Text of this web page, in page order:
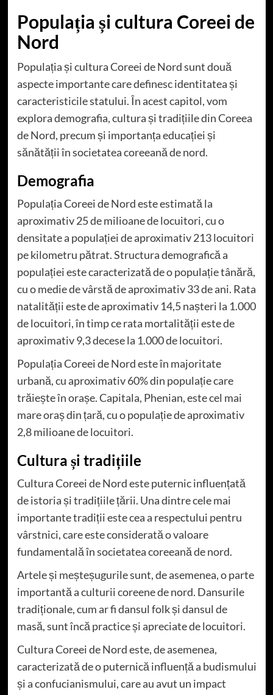
Populația și cultura Coreei de
Nord
Populația și cultura Coreei de Nord sunt două
aspecte importante care definesc identitatea și
caracteristicile statului. În acest capitol, vom
explora demografia, cultura și tradițiile din Coreea
de Nord, precum și importanța educației și
sănătății în societatea coreeană de nord.
Demografia
Populația Coreei de Nord este estimată la
aproximativ 25 de milioane de locuitori, cu o
densitate a populației de aproximativ 213 locuitori
pe kilometru pătrat. Structura demografică a
populației este caracterizată de o populație tânără,
cu o medie de vârstă de aproximativ 33 de ani. Rata
natalității este de aproximativ 14,5 nașteri la 1.000
de locuitori, în timp ce rata mortalității este de
aproximativ 9,3 decese la 1.000 de locuitori.
Populația Coreei de Nord este în majoritate
urbană, cu aproximativ 60% din populație care
trăiește în orașe. Capitala, Phenian, este cel mai
mare oraș din țară, cu o populație de aproximativ
2,8 milioane de locuitori.
Cultura și tradițiile
Cultura Coreei de Nord este puternic influențată
de istoria și tradițiile țării. Una dintre cele mai
importante tradiții este cea a respectului pentru
vârstnici, care este considerată o valoare
fundamentală în societatea coreeană de nord.
Artele și meșteșugurile sunt, de asemenea, o parte
importantă a culturii coreene de nord. Dansurile
tradiționale, cum ar fi dansul folk și dansul de
masă, sunt încă practice și apreciate de locuitori.
Cultura Coreei de Nord este, de asemenea,
caracterizată de o puternică influență a budismului
și a confucianismului, care au avut un impact